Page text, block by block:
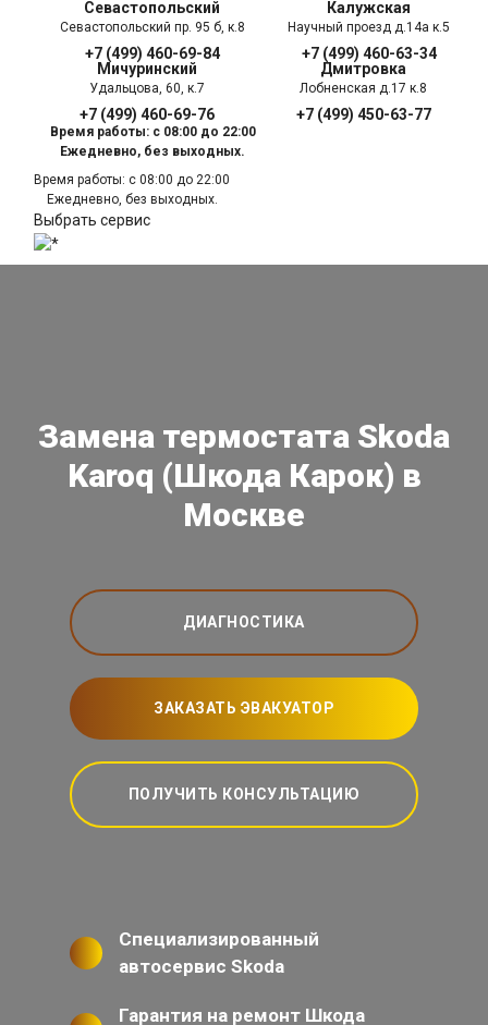
Севастопольский
Севастопольский пр. 95 б, к.8
+7 (499) 460-69-84
Калужская
Научный проезд д.14а к.5
+7 (499) 460-63-34
Мичуринский
Удальцова, 60, к.7
+7 (499) 460-69-76
Дмитровка
Лобненская д.17 к.8
+7 (499) 450-63-77
Время работы: с 08:00 до 22:00
Ежедневно, без выходных.
Время работы: с 08:00 до 22:00
Ежедневно, без выходных.
Выбрать сервис
Замена термостата Skoda
Karoq (Шкода Карок) в
Москве
ДИАГНОСТИКА
ЗАКАЗАТЬ ЭВАКУАТОР
ПОЛУЧИТЬ КОНСУЛЬТАЦИЮ
Специализированный
автосервис Skoda
Гарантия на ремонт Шкода